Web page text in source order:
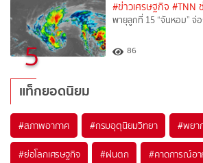
5
#ข่าวเศรษฐกิจ #TNN
พายุลูกที่ 15 “จันหอม” จ่
86
แท็กยอดนิยม
#สภาพอากาศ #กรมอุตุนิยมวิทยา #พยา
#ย่อโลกเศรษฐกิจ #ฝนตก #คาดการณ์อ